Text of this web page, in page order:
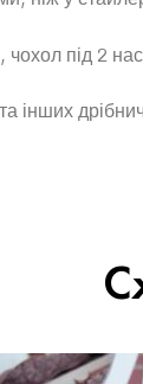
чохол під 2
інших